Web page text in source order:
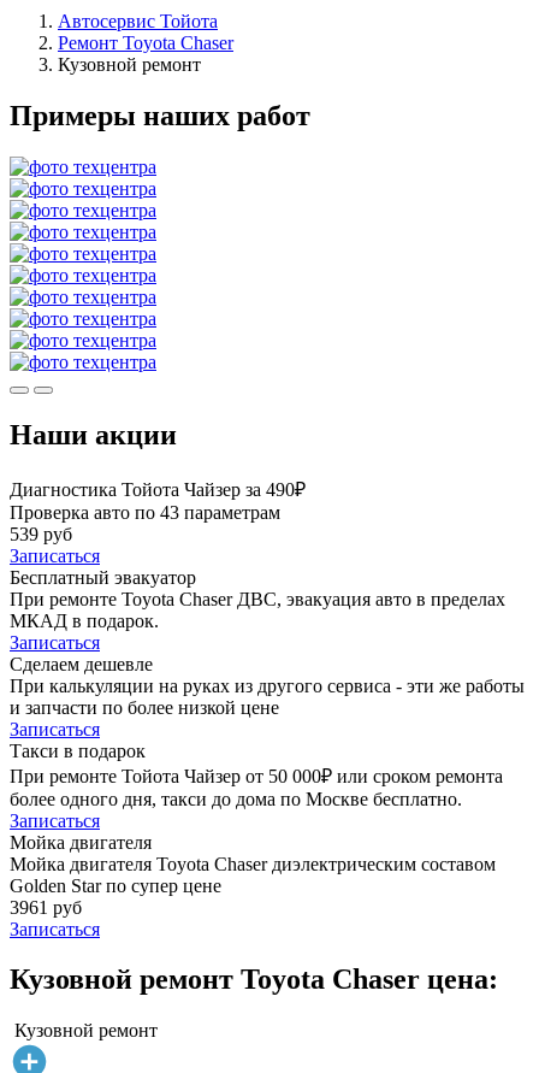
Автосервис Тойота
Ремонт Toyota Chaser
Кузовной ремонт
Примеры наших работ
Наши акции
Диагностика Тойота Чайзер за 490₽
Проверка авто по 43 параметрам
539 руб
Записаться
Бесплатный эвакуатор
При ремонте Toyota Chaser ДВС, эвакуация авто в пределах
МКАД в подарок.
Записаться
Сделаем дешевле
При калькуляции на руках из другого сервиса - эти же работы
и запчасти по более низкой цене
Записаться
Такси в подарок
При ремонте Тойота Чайзер от 50 000₽ или сроком ремонта
более одного дня, такси до дома по Москве бесплатно.
Записаться
Мойка двигателя
Мойка двигателя Toyota Chaser диэлектрическим составом
Golden Star по супер цене
3961 руб
Записаться
Кузовной ремонт Toyota Chaser цена:
Кузовной ремонт